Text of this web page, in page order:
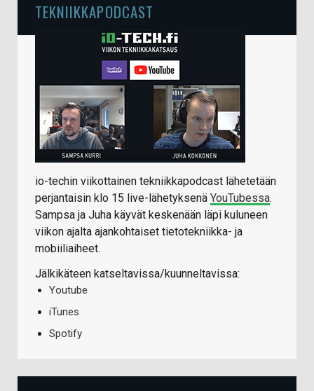
TEKNIIKKAPODCAST
io-techin viikottainen tekniikkapodcast lähetetään
perjantaisin klo 15 live-lähetyksenä YouTubessa.
Sampsa ja Juha käyvät keskenään läpi kuluneen
viikon ajalta ajankohtaiset tietotekniikka- ja
mobiiliaiheet.
Jälkikäteen katseltavissa/kuunneltavissa:
Youtube
iTunes
Spotify